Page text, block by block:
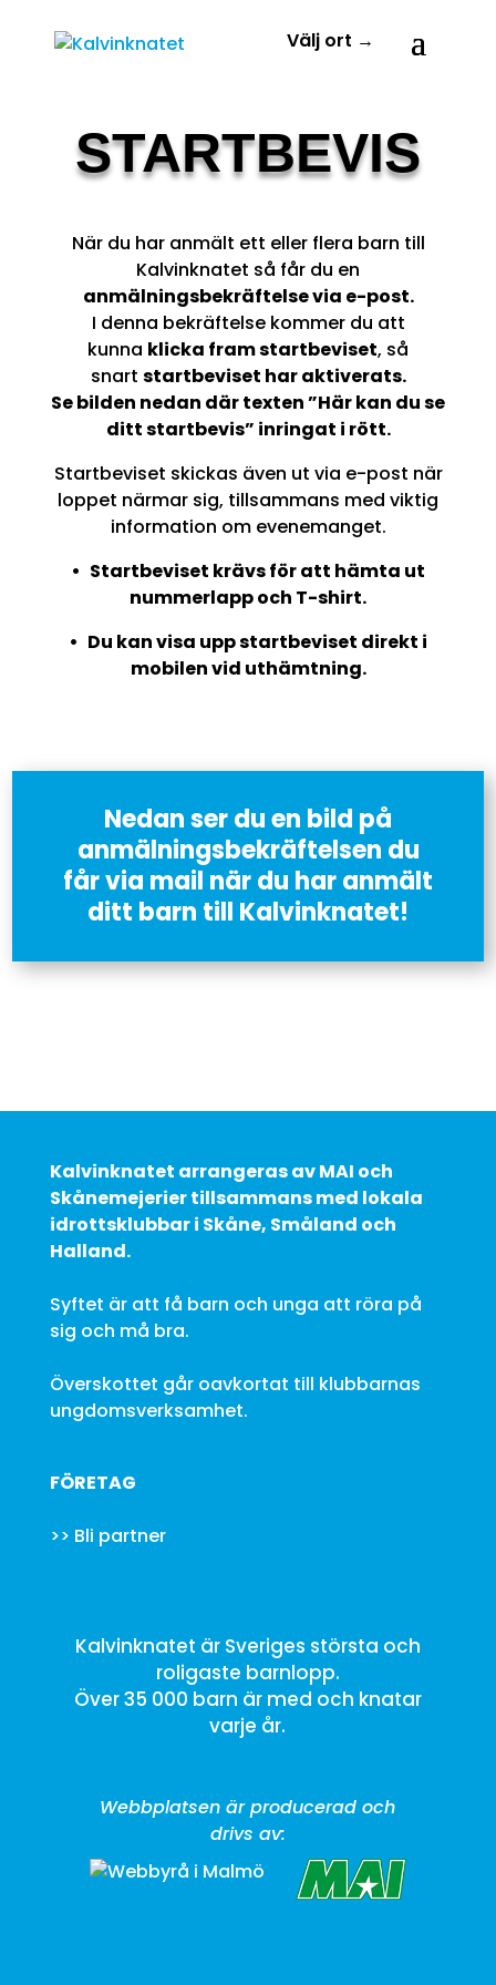
STARTBEVIS
När du har anmält ett eller flera barn till
Kalvinknatet så får du en
anmälningsbekräftelse via e-post.
I denna bekräftelse kommer du att
kunna klicka fram startbeviset, så
snart startbeviset har aktiverats.
Se bilden nedan där texten ”Här kan du se
ditt startbevis” inringat i rött.
Startbeviset skickas även ut via e-post när
loppet närmar sig, tillsammans med viktig
information om evenemanget.
• Startbeviset krävs för att hämta ut
nummerlapp och T-shirt.
• Du kan visa upp startbeviset direkt i
mobilen vid uthämtning.
Nedan ser du en bild på
anmälningsbekräftelsen du
får via mail när du har anmält
ditt barn till Kalvinknatet!
Kalvinknatet arrangeras av MAI och
Skånemejerier tillsammans med lokala
idrottsklubbar i Skåne, Småland och
Halland.
Syftet är att få barn och unga att röra på
sig och må bra.
Överskottet går oavkortat till klubbarnas
ungdomsverksamhet.
FÖRETAG
>> Bli partner
Kalvinknatet är Sveriges största och
roligaste barnlopp.
Över 35 000 barn är med och knatar
varje år.
Webbplatsen är producerad och
drivs av: